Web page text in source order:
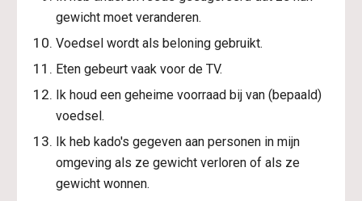
gewicht moet veranderen.
Voedsel wordt als beloning gebruikt.
Eten gebeurt vaak voor de TV.
Ik houd een geheime voorraad bij van (bepaald)
voedsel.
Ik heb kado's gegeven aan personen in mijn
omgeving als ze gewicht verloren of als ze
gewicht wonnen.